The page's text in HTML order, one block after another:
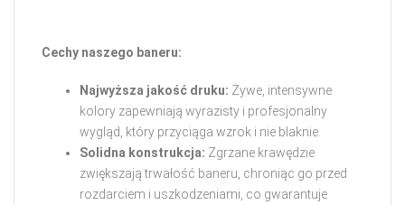
Cechy naszego baneru:
Najwyższa jakość druku: Żywe, intensywne
kolory zapewniają wyrazisty i profesjonalny
wygląd, który przyciąga wzrok i nie blaknie.
Solidna konstrukcja: Zgrzane krawędzie
zwiększają trwałość baneru, chroniąc go przed
rozdarciem i uszkodzeniami, co gwarantuje